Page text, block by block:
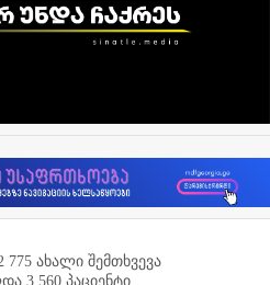
ახალი შემთხვევა
3 560 პაციენტი